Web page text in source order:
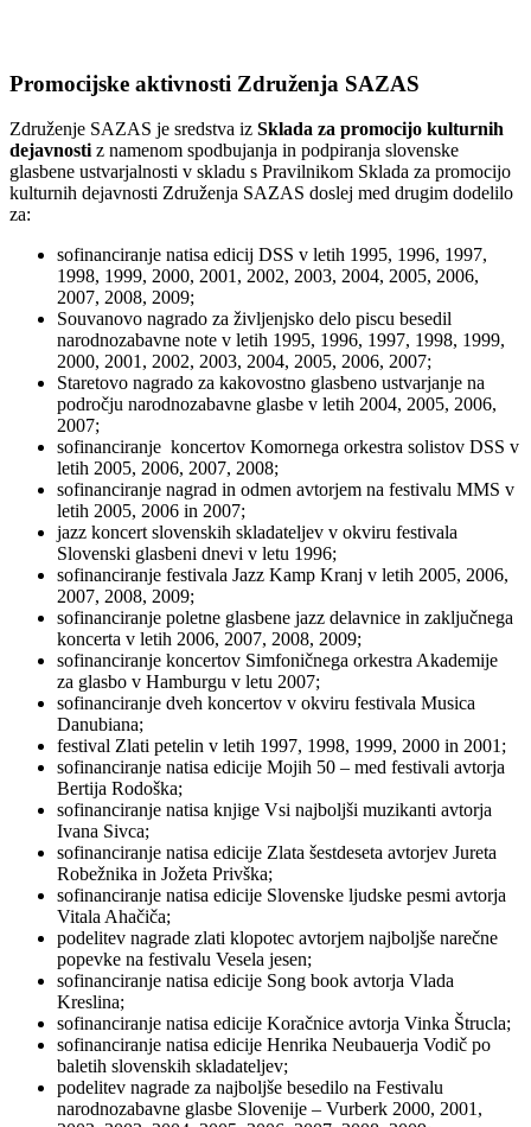
Promocijske aktivnosti Združenja SAZAS
Združenje SAZAS je sredstva iz Sklada za promocijo kulturnih
dejavnostiz namenom spodbujanja in podpiranja slovenske
glasbene ustvarjalnosti v skladu s Pravilnikom Sklada za promocijo
kulturnih dejavnosti Združenja SAZAS doslej med drugim dodelilo
za:
sofinanciranje natisa edicij DSS v letih 1995, 1996, 1997,
1998, 1999, 2000, 2001, 2002, 2003, 2004, 2005, 2006,
2007, 2008, 2009;
Souvanovo nagrado za življenjsko delo piscu besedil
narodnozabavne note v letih 1995, 1996, 1997, 1998, 1999,
2000, 2001, 2002, 2003, 2004, 2005, 2006, 2007;
Staretovo nagrado za kakovostno glasbeno ustvarjanje na
področju narodnozabavne glasbe v letih 2004, 2005, 2006,
2007;
sofinanciranje koncertov Komornega orkestra solistov DSS v
letih 2005, 2006, 2007, 2008;
sofinanciranje nagrad in odmen avtorjem na festivalu MMS v
letih 2005, 2006 in 2007;
jazz koncert slovenskih skladateljev v okviru festivala
Slovenski glasbeni dnevi v letu 1996;
sofinanciranje festivala Jazz Kamp Kranj v letih 2005, 2006,
2007, 2008, 2009;
sofinanciranje poletne glasbene jazz delavnice in zaključnega
koncerta v letih 2006, 2007, 2008, 2009;
sofinanciranje koncertov Simfoničnega orkestra Akademije
za glasbo v Hamburgu v letu 2007;
sofinanciranje dveh koncertov v okviru festivala Musica
Danubiana;
festival Zlati petelin v letih 1997, 1998, 1999, 2000 in 2001;
sofinanciranje natisa edicije Mojih 50 – med festivali avtorja
Bertija Rodoška;
sofinanciranje natisa knjige Vsi najboljši muzikanti avtorja
Ivana Sivca;
sofinanciranje natisa edicije Zlata šestdeseta avtorjev Jureta
Robežnika in Jožeta Privška;
sofinanciranje natisa edicije Slovenske ljudske pesmi avtorja
Vitala Ahačiča;
podelitev nagrade zlati klopotec avtorjem najboljše narečne
popevke na festivalu Vesela jesen;
sofinanciranje natisa edicije Song book avtorja Vlada
Kreslina;
sofinanciranje natisa edicije Koračnice avtorja Vinka Štrucla;
sofinanciranje natisa edicije Henrika Neubauerja Vodič po
baletih slovenskih skladateljev;
podelitev nagrade za najboljše besedilo na Festivalu
narodnozabavne glasbe Slovenije – Vurberk 2000, 2001,